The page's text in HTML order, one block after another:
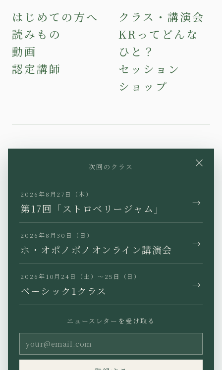
はじめての方へ
読みもの
動画
認定講師
クラス・講演会
KRってどんな
ひと？
セッション
ショップ
Facebook
JP EN KR TW
利用規約
Copyright (C) Ho’oponopono
×
次回のクラス
2026年8月27日（木）
第17回「ストロベリージャム」 →
2026年8月30日（日）
ホ・オポノポノオンライン講演会 →
2026年10月24日（土）〜25日（日）
ベーシック1クラス →
ニュースレターを受け取る